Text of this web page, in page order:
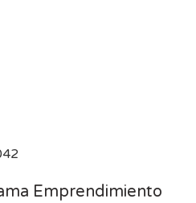
Emprendimiento